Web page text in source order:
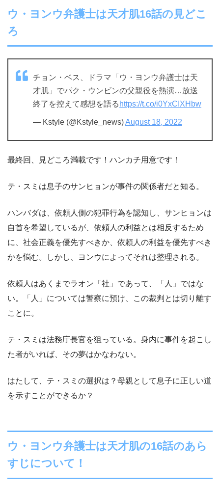
ウ・ヨンウ弁護士は天才肌16話の見どこ
ろ
チョン・ベス、ドラマ「ウ・ヨンウ弁護士は天
才肌」でパク・ウンビンの父親役を熱演…放送
終了を控えて感想を語る https://t.co/i0YxCIXHbw
— Kstyle (@Kstyle_news)August 18, 2022
最終回、見どころ満載です！ハンカチ用意です！
テ・スミは息子のサンヒョンが事件の関係者だと知る。
ハンバダは、依頼人側の犯罪行為を認知し、サンヒョンは
自首を希望しているが、依頼人の利益とは相反するため
に、社会正義を優先すべきか、依頼人の利益を優先すべき
かを悩む。しかし、ヨンウによってそれは整理される。
依頼人はあくまでラオン「社」であって、「人」ではな
い。「人」については警察に預け、この裁判とは切り離す
ことに。
テ・スミは法務庁長官を狙っている。身内に事件を起こし
た者がいれば、その夢はかなわない。
はたして、テ・スミの選択は？母親として息子に正しい道
を示すことができるか？
ウ・ヨンウ弁護士は天才肌の16話のあら
すじについて！